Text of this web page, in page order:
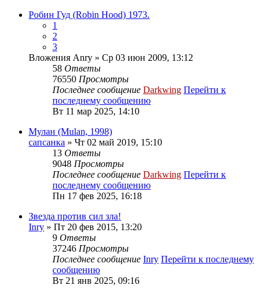
Робин Гуд (Robin Hood) 1973.
1
2
3
Вложения Anry » Ср 03 июн 2009, 13:12
58 Ответы
76550 Просмотры
Последнее сообщение Darkwing Перейти к
последнему сообщению
Вт 11 мар 2025, 14:10
Мулан (Mulan, 1998)
сапсанка » Чт 02 май 2019, 15:10
13 Ответы
9048 Просмотры
Последнее сообщение Darkwing Перейти к
последнему сообщению
Пн 17 фев 2025, 16:18
Звезда против сил зла!
Inry » Пт 20 фев 2015, 13:20
9 Ответы
37246 Просмотры
Последнее сообщение Inry Перейти к последнему
сообщению
Вт 21 янв 2025, 09:16